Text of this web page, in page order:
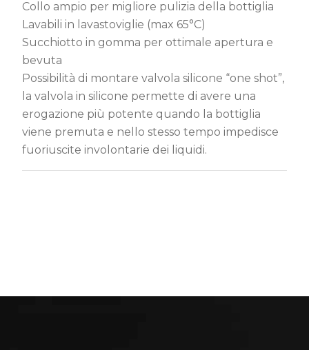
Collo ampio per migliore pulizia della bottiglia
Lavabili in lavastoviglie (max 65°C)
Succhiotto in gomma per ottimale apertura e
bevuta
Possibilità di montare valvola silicone “one shot”,
la valvola in silicone permette di avere una
erogazione più potente quando la bottiglia
viene premuta e nello stesso tempo impedisce
fuoriuscite involontarie dei liquidi.